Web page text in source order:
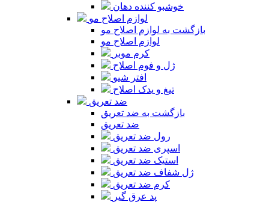
خوشبو کننده دهان
لوازم اصلاح مو
بازگشت به لوازم اصلاح مو
لوازم اصلاح مو
کرم موبر
ژل و فوم اصلاح
افتر شیو
تیغ و یدک اصلاح
ضد تعریق
بازگشت به ضد تعریق
ضد تعریق
رول ضد تعریق
اسپری ضد تعریق
استیک ضد تعریق
ژل شفاف ضد تعریق
کرم ضد تعریق
پد عرق گیر